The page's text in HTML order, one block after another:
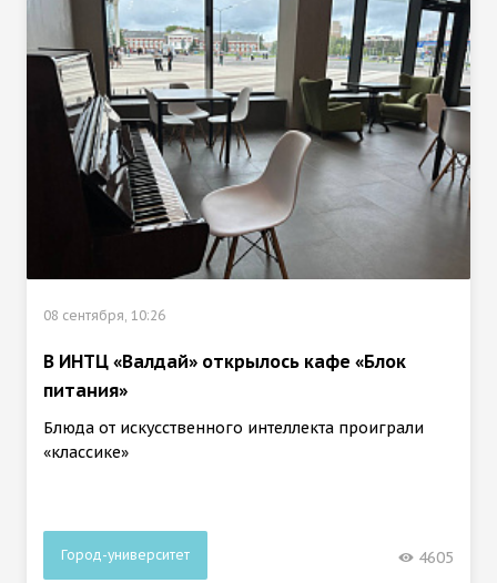
08 сентября, 10:26
В ИНТЦ «Валдай» открылось кафе «Блок
питания»
Блюда от искусственного интеллекта проиграли
«классике»
Город-университет 4605